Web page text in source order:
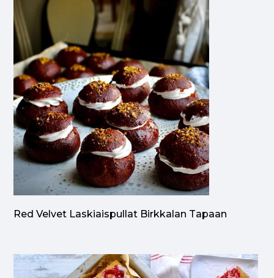
Red Velvet Laskiaispullat Birkkalan Tapaan